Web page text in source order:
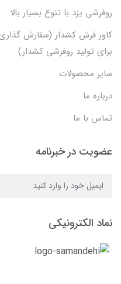
روفرشی یزد با تنوع بسیار بالا
کاور فرش کشدار (سفارش
برای تولید روفرشی کشدار)
سایر محصولات
درباره ما
تماس با ما
عضویت در خبرنامه
نماد الکترونیکی